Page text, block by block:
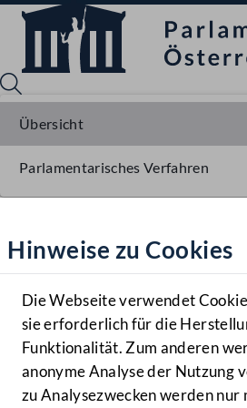
Hilfe
Benutzer
Navigationsmenü öffnen
MENÜ
Hinweise zu Cookies
Die Webseite verwendet
sie erforderlich für die
Funktionalität. Zum anderen
anonyme Analyse der Nutzung
zu Analysezwecken werden nur
Übersicht
Parlamentarisches Verfahren